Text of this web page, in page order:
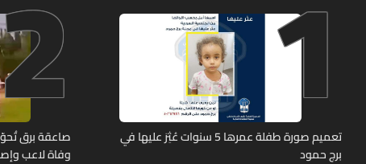
تعميم صورة طفلة عمرها 5 سنوات عُثِرَ عليها في
برج حمود
صاعقة برق
وفاة لاعب وإصابة 12